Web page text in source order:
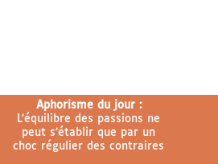
Aphorisme du jour :
L’équilibre des passions ne
peut s’établir que par un
choc régulier des contraires